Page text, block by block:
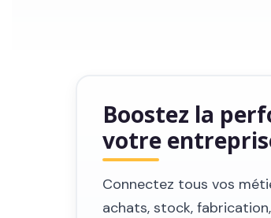
Boostez la
votre
Connectez tous vos
achats, stock,